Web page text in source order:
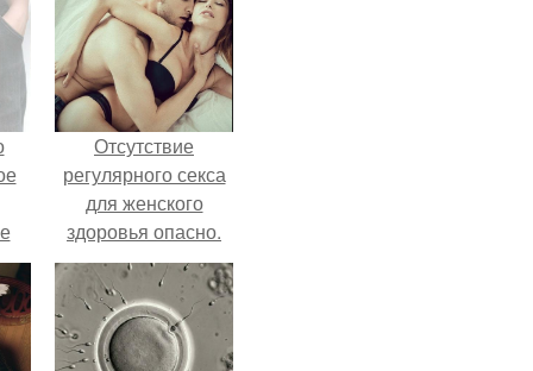
Отсутствие
регулярного секса
для женского
здоровья опасно.